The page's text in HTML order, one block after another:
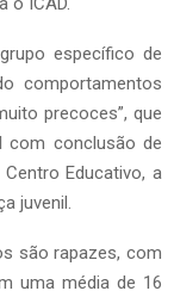
específico de
comportamentos
precoces”, que
com conclusão de
Educativo, a
juvenil.
são rapazes, com
uma média de 16